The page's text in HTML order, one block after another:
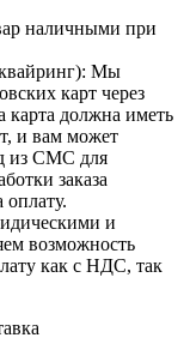
наличными при
Мы
карт через
карта должна иметь
и вам может
из СМС для
заказа
и
возможность
как с НДС, так